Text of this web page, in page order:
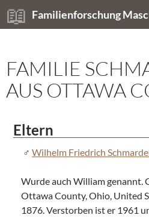
Zum
Inhalt
Familienforschung
Suchen
FAMILIE
AUS OTTAWA
Eltern
Wilhelm Friedrich
Wurde auch William genannt.
Ottawa County, Ohio, United
1876. Verstorben ist er 1961